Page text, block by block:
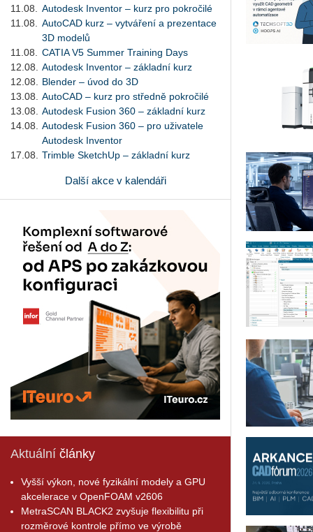
11.08.
Autodesk Inventor – kurz pro pokročilé
11.08.
AutoCAD kurz – vytváření a prezentace
3D modelů
11.08.
CATIA V5 Summer Training Days
12.08.
Autodesk Inventor – základní kurz
12.08.
Blender – úvod do 3D
13.08.
AutoCAD – kurz pro středně pokročilé
13.08.
Autodesk Fusion 360 – základní kurz
14.08.
Autodesk Fusion 360 – pro uživatele
Autodesk Inventor
17.08.
Trimble SketchUp – základní kurz
Další akce v kalendáři
Aktuální články
Vyšší výkon, nové fyzikální modely a GPU
akcelerace v OpenFOAM v2606
MetraSCAN BLACK2 zvyšuje flexibilitu při
rozměrové kontrole přímo ve výrobě